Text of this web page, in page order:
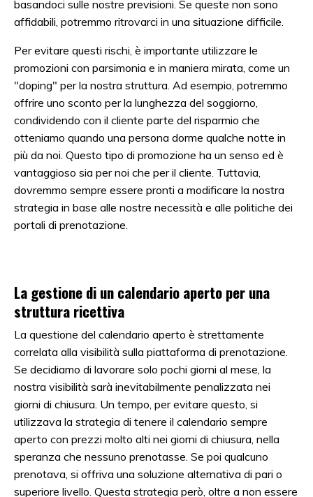
basandoci sulle nostre previsioni. Se queste non sono
affidabili, potremmo ritrovarci in una situazione difficile.
Per evitare questi rischi, è importante utilizzare le
promozioni con parsimonia e in maniera mirata, come un
"doping" per la nostra struttura. Ad esempio, potremmo
offrire uno sconto per la lunghezza del soggiorno,
condividendo con il cliente parte del risparmio che
otteniamo quando una persona dorme qualche notte in
più da noi. Questo tipo di promozione ha un senso ed è
vantaggioso sia per noi che per il cliente. Tuttavia,
dovremmo sempre essere pronti a modificare la nostra
strategia in base alle nostre necessità e alle politiche dei
portali di prenotazione.
La gestione di un calendario aperto per una
struttura ricettiva
La questione del calendario aperto è strettamente
correlata alla visibilità sulla piattaforma di prenotazione.
Se decidiamo di lavorare solo pochi giorni al mese, la
nostra visibilità sarà inevitabilmente penalizzata nei
giorni di chiusura. Un tempo, per evitare questo, si
utilizzava la strategia di tenere il calendario sempre
aperto con prezzi molto alti nei giorni di chiusura, nella
speranza che nessuno prenotasse. Se poi qualcuno
prenotava, si offriva una soluzione alternativa di pari o
superiore livello. Questa strategia però, oltre a non essere